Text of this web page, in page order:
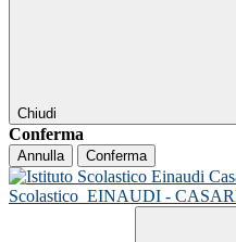
Chiudi
Conferma
Annulla Conferma
Scolastico EINAUDI -